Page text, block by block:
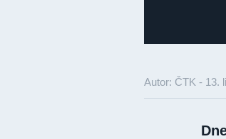
Autor: ČTK - 13.